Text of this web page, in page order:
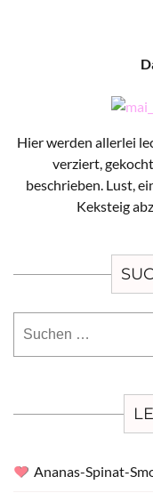
Hier werden allerlei
verziert,
beschrieben. Lust,
Keksteig
Ananas-Spinat-